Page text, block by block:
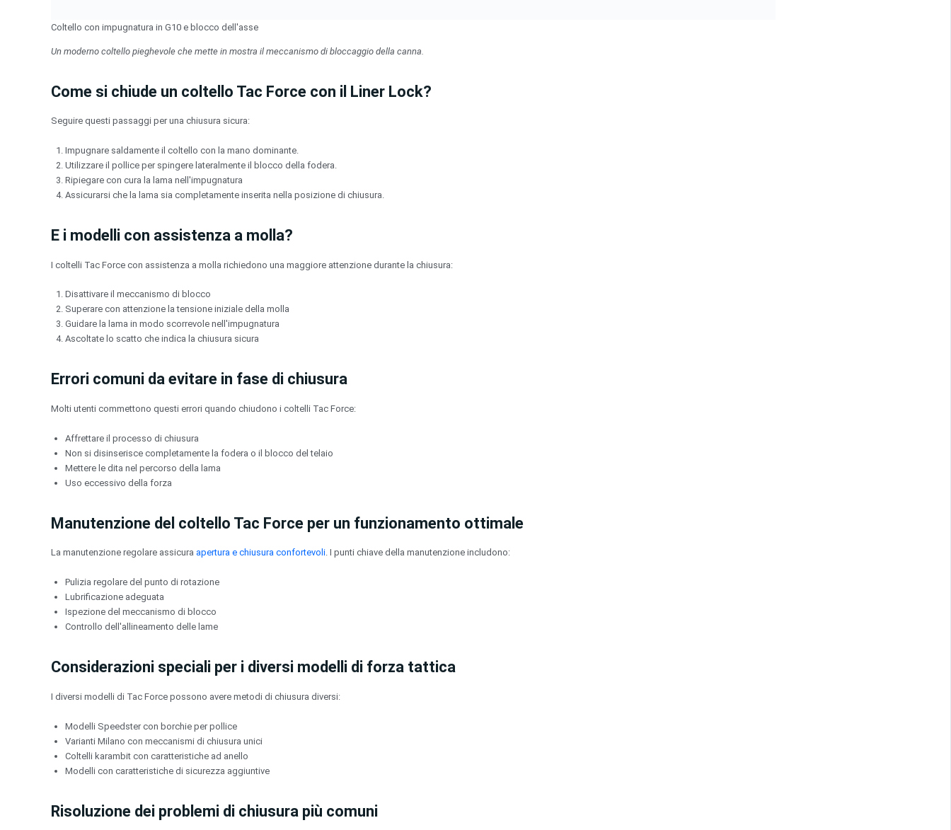
Coltello con impugnatura in G10 e blocco dell'asse
Un moderno coltello pieghevole che mette in mostra il meccanismo di bloccaggio della canna.
Come si chiude un coltello Tac Force con il Liner Lock?
Seguire questi passaggi per una chiusura sicura:
Impugnare saldamente il coltello con la mano dominante.
Utilizzare il pollice per spingere lateralmente il blocco della fodera.
Ripiegare con cura la lama nell'impugnatura
Assicurarsi che la lama sia completamente inserita nella posizione di chiusura.
E i modelli con assistenza a molla?
I coltelli Tac Force con assistenza a molla richiedono una maggiore attenzione durante la chiusura:
Disattivare il meccanismo di blocco
Superare con attenzione la tensione iniziale della molla
Guidare la lama in modo scorrevole nell'impugnatura
Ascoltate lo scatto che indica la chiusura sicura
Errori comuni da evitare in fase di chiusura
Molti utenti commettono questi errori quando chiudono i coltelli Tac Force:
Affrettare il processo di chiusura
Non si disinserisce completamente la fodera o il blocco del telaio
Mettere le dita nel percorso della lama
Uso eccessivo della forza
Manutenzione del coltello Tac Force per un funzionamento ottimale
La manutenzione regolare assicura apertura e chiusura confortevoli. I punti chiave della manutenzione includono:
Pulizia regolare del punto di rotazione
Lubrificazione adeguata
Ispezione del meccanismo di blocco
Controllo dell'allineamento delle lame
Considerazioni speciali per i diversi modelli di forza tattica
I diversi modelli di Tac Force possono avere metodi di chiusura diversi:
Modelli Speedster con borchie per pollice
Varianti Milano con meccanismi di chiusura unici
Coltelli karambit con caratteristiche ad anello
Modelli con caratteristiche di sicurezza aggiuntive
Risoluzione dei problemi di chiusura più comuni